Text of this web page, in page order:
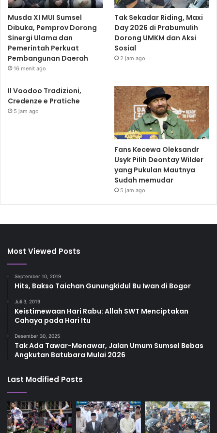
Musda XI MUI Sumsel
Dibuka, Pemprov Dorong
Sinergi Ulama dan
Pemerintah Perkuat
Pembangunan Daerah
16 menit ago
Tak Sekadar Riding, Maxi
Day 2026 di Prabumulih
Dorong UMKM dan Aksi
Sosial
2 jam ago
Il Voodoo Tradizioni,
Credenze e Pratiche
5 jam ago
Fans Kecewa Oleksandr
Usyk Pilih Deontay Wilder
yang Pukulan Mautnya
Sudah memudar
5 jam ago
Most Viewed Posts
September 10, 2019
Hits, Bakso Taichan Gunungkidul Bu Iwan di Bogor
Juli 3, 2019
Keistimewaan Hari Rabu: Allah SWT Menciptakan
Cahaya pada Hari Itu
Desember 30, 2025
Tak Ada Tawar-Menawar, Jalan Umum Sumsel Bebas
Angkutan Batubara Mulai 2026
Last Modified Posts